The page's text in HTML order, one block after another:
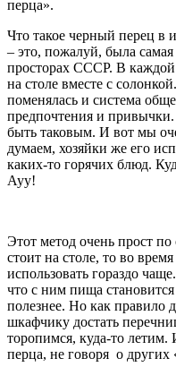
перца».
Что такое черный перец в
– это, пожалуй, была
просторах СССР. В
на столе вместе с
поменялась и система
предпочтения и привычки.
быть таковым. И вот мы
думаем, хозяйки же его
каких-то горячих блюд.
Ауу!
Этот метод очень прост
стоит на столе, то во
использовать гораздо
что с ним пища
полезнее. Но как правило
шкафчику достать
торопимся, куда-то
перца, не говоря о